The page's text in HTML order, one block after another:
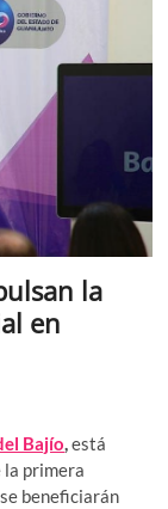
la
en
Bajío,está
la primera
beneficiarán